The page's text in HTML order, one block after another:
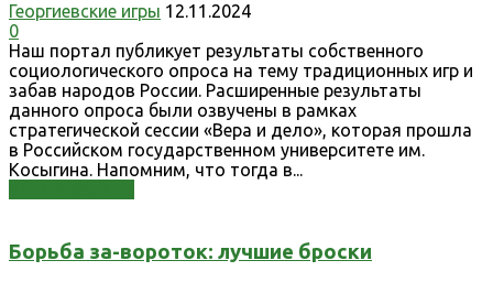
Георгиевские игры 12.11.2024
0
Наш портал публикует результаты собственного
социологического опроса на тему традиционных игр и
забав народов России. Расширенные результаты
данного опроса были озвучены в рамках
стратегической сессии «Вера и дело», которая прошла
в Российском государственном университете им.
Косыгина. Напомним, что тогда в...
Борьба за-вороток: лучшие броски